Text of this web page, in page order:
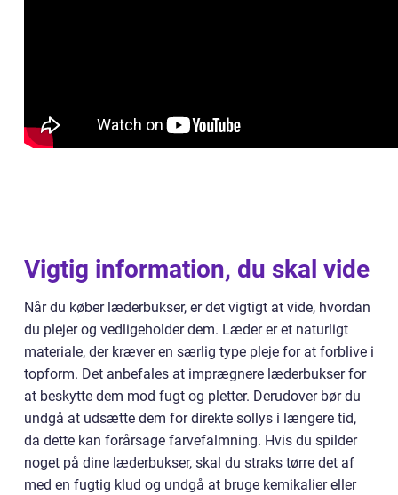
Vigtig information, du skal vide
Når du køber læderbukser, er det vigtigt at vide, hvordan
du plejer og vedligeholder dem. Læder er et naturligt
materiale, der kræver en særlig type pleje for at forblive i
topform. Det anbefales at imprægnere læderbukser for
at beskytte dem mod fugt og pletter. Derudover bør du
undgå at udsætte dem for direkte sollys i længere tid,
da dette kan forårsage farvefalmning. Hvis du spilder
noget på dine læderbukser, skal du straks tørre det af
med en fugtig klud og undgå at bruge kemikalier eller